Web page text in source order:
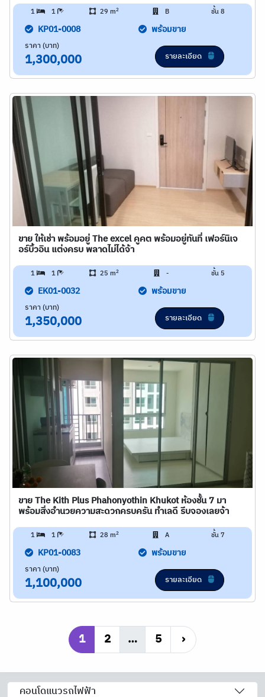
1 1 29 m2 B ชั้น 8
KP01-0008 พร้อมขาย
ราคา (บาท)
1,300,000 รายละเอียด
ขาย ให้เช่า พร้อมอยู่ The excel คูคต พร้อมอยู่ทันที่ เฟอร์นิเจ
อร์บิ้วอิน แต่งครบ พลาดไม่ได้จ้า
1 1 25 m2 - ชั้น 5
EK01-0032 พร้อมขาย
ราคา (บาท)
1,350,000 รายละเอียด
ขาย The Kith Plus Phahonyothin Khukot ห้องชั้น 7 มา
พร้อมสิ่งอำนวยความสะดวกครบครัน ทำเลดี รีบจองเลยจ้า
1 1 28 m2 A ชั้น 7
KP01-0083 พร้อมขาย
ราคา (บาท)
1,100,000 รายละเอียด
1 2 … 5 ›
คอนโดแนวรถไฟฟ้า